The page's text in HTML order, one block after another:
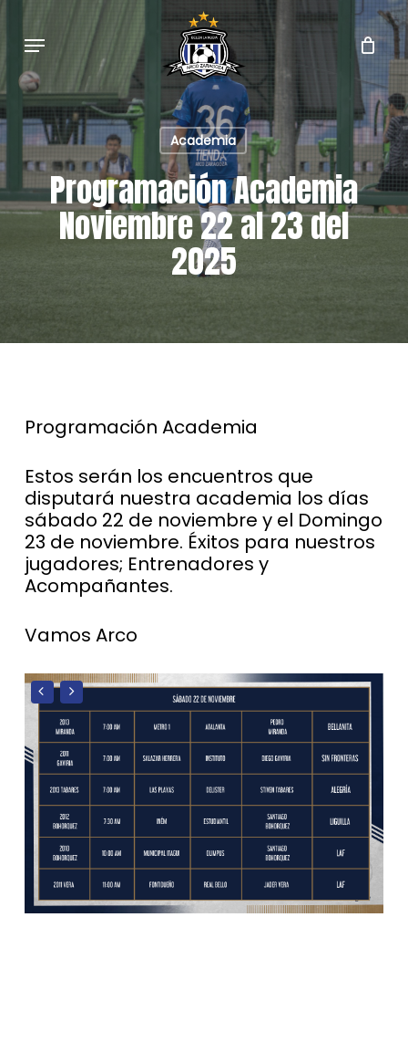
main
content
Menu
Academia
Programación Academia
Noviembre 22 al 23 del
2025
Programación Academia
Estos serán los encuentros que
disputará nuestra academia los días
sábado 22 de noviembre y el Domingo
23 de noviembre. Éxitos para nuestros
jugadores; Entrenadores y
Acompañantes.
Vamos Arco